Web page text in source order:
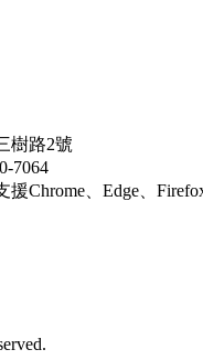
樹路2號
7064
Chrome、Edge、